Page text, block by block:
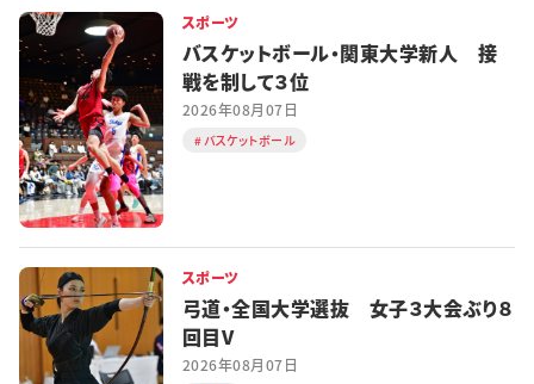
スポーツ
バスケットボール・関東大学新人 接
戦を制して３位
2026年08月07日
バスケットボール
スポーツ
弓道・全国大学選抜 女子３大会ぶり８
回目V
2026年08月07日